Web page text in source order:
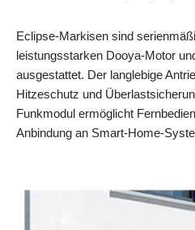
Eclipse-Markisen sind
leistungsstarken Dooya-Motor
ausgestattet. Der langlebige
Hitzeschutz und
Funkmodul ermöglicht
Anbindung an Smart-Home-